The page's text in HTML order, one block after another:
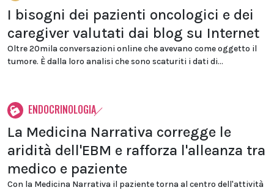
I bisogni dei pazienti oncologici e dei
caregiver valutati dai blog su Internet
Oltre 20mila conversazioni online che avevano come oggetto il
tumore. È dalla loro analisi che sono scaturiti i dati di...
ENDOCRINOLOGIA
La Medicina Narrativa corregge le
aridità dell'EBM e rafforza l'alleanza tra
medico e paziente
Con la Medicina Narrativa il paziente torna al centro dell'attività